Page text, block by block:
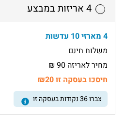
4 אריזות במבצע
4 מארזי 10 עדשות
משלוח חינם
מחיר לאריזה 90 ₪
חיסכו בעסקה זו ₪20
צברו36נקודות בעסקה זו